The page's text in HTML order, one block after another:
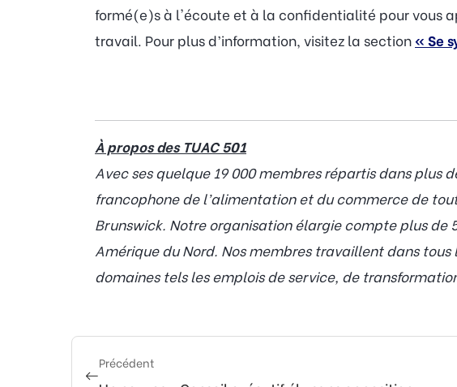
formé(e)s à l'écoute et à la confidentialité pour vous
travail. Pour plus d’information, visitez la section« Se
À propos des TUAC 501
Avec ses quelque 19 000 membres répartis dans plus
francophone de l’alimentation et du commerce de
Brunswick. Notre organisation élargie compte plus de
Amérique du Nord. Nos membres travaillent dans
domaines tels les emplois de service, de
Précédent